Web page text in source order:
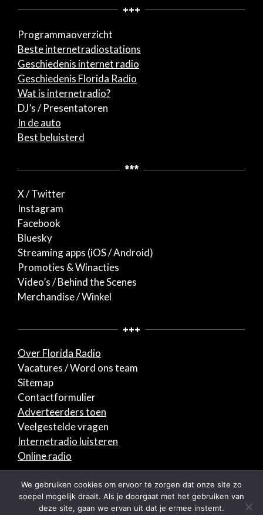
+++
Programmaoverzicht
Beste internetradiostations
Geschiedenis internet radio
Geschiedenis Florida Radio
Wat is internetradio?
DJ’s / Presentatoren
In de auto
Best beluisterd
***
X / Twitter
Instagram
Facebook
Bluesky
Streaming apps (iOS / Android)
Promoties & Winacties
Video’s / Behind the Scenes
Merchandise / Winkel
+++
Over Florida Radio
Vacatures / Word ons team
Sitemap
Contactformulier
Adverteerders toen
Veelgestelde vragen
Internetradio luisteren
Online radio
© 2026 Florida Radio. Alle rechten voorbehouden.
We gebruiken cookies om ervoor te zorgen dat onze site zo
soepel mogelijk draait. Als je doorgaat met het gebruiken van
deze site, gaan we ervan uit dat je ermee instemt.